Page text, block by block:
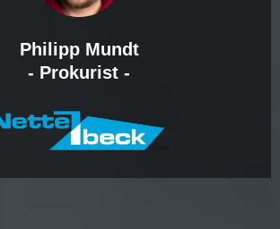
Philipp Mundt
- Prokurist -